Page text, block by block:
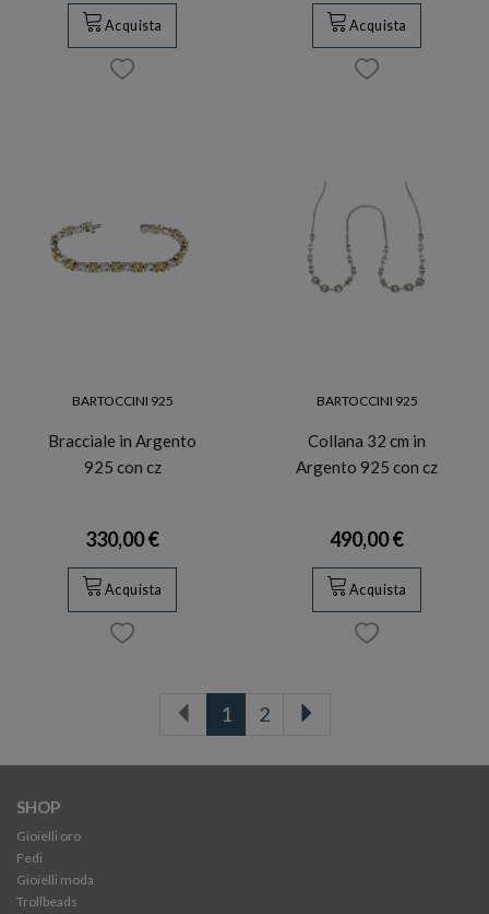
Acquista Acquista
BARTOCCINI 925
Bracciale in Argento
925 con cz
330,00 €
Acquista
BARTOCCINI 925
Collana 32 cm in
Argento 925 con cz
490,00 €
Acquista
1 2
SHOP
Gioielli oro
Fedi
Gioielli moda
Trollbeads